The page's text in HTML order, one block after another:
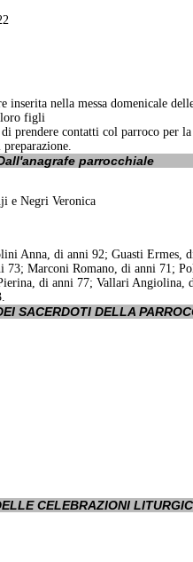
inserita nella messa domenicale
loro figli
prendere contatti col parroco per
parrocchiale
e Negri Veronica
Anna, di anni 92; Guasti Ermes,
Marconi Romano, di anni 71;
di anni 77; Vallari Angiolina,
SACERDOTI DELLA
CELEBRAZIONI